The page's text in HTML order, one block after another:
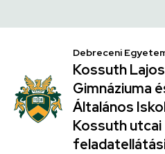
|
Kossuth
Lajos
Gyakorló
Gimnáziuma
a
Debreceni
Kossuth
Gimnáziuma
Általános
Kossuth utcai